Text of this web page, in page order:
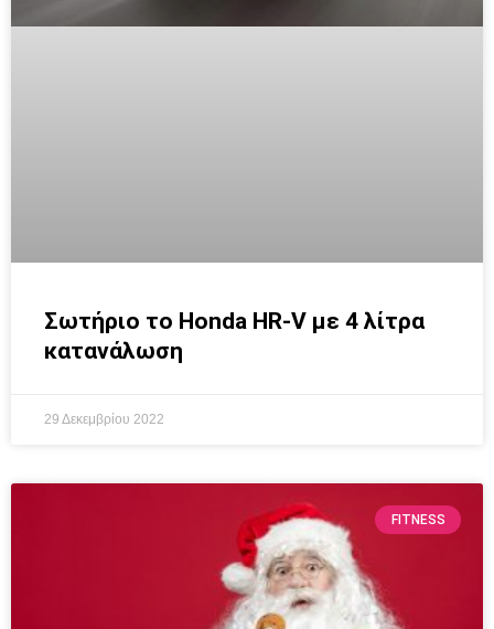
Σωτήριο το Honda HR-V με 4 λίτρα
κατανάλωση
29 Δεκεμβρίου 2022
FITNESS